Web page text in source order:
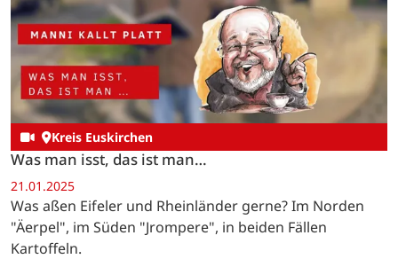
Kreis Euskirchen
Was man isst, das ist man…
21.01.2025
Was aßen Eifeler und Rheinländer gerne? Im Norden
"Äerpel", im Süden "Jrompere", in beiden Fällen
Kartoffeln.